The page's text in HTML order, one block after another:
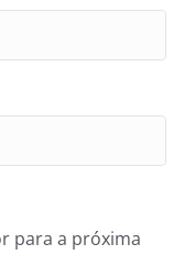
para a próxima